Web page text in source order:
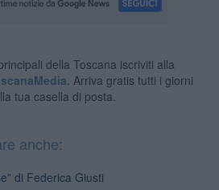
della Toscana iscriviti alla
Arriva gratis tutti i giorni
tua casella di posta.
anche:
di Federica Giusti